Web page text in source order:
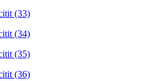
(33)
(34)
(35)
(36)